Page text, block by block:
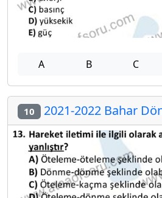
A B C
10 2021-2022 Bahar